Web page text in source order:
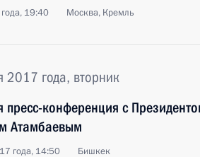
19:40 Москва, Кремль
2017 года, вторник
пресс-конференция с
Атамбаевым
года, 14:50 Бишкек